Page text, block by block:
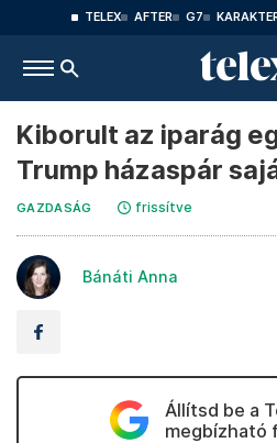
TELEX AFTER G7
Kiborult az iparág
Trump házaspár
GAZDASÁG frissítve
Bánáti Anna
Állítsd be a
megbízható